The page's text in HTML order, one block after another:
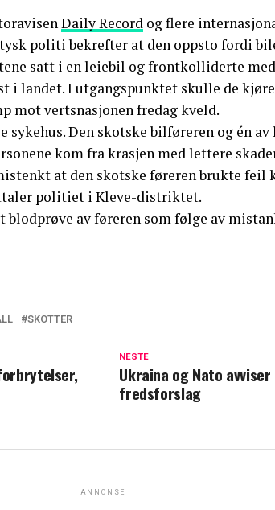
Daily Record og flere
politi bekrefter at den oppsto fordi
satt i en leiebil og frontkolliderte med
i landet. I utgangspunktet skulle de
mot vertsnasjonen fredag kveld.
Den skotske bilføreren og én av
kom fra krasjen med lettere
at den skotske føreren brukte feil
politiet i Kleve-distriktet.
av føreren som følge av
SKOTTER
NESTE
Ukraina og Nato
fredsforslag
ANNONSE